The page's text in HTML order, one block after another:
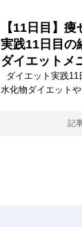
【11日目】
実践11日目
ダイエットメ
ダイエット実践11
水化物ダイエット
記